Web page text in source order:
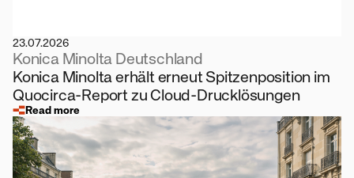
23.07.2026
Konica Minolta Deutschland
Konica Minolta erhält erneut Spitzenposition im
Quocirca-Report zu Cloud-Drucklösungen
Read more